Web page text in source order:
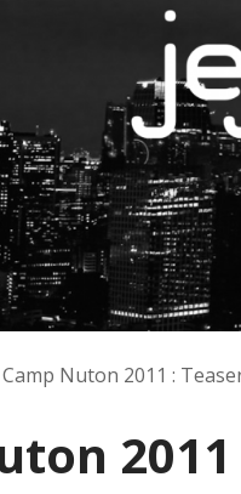
Camp Nuton 2011 :